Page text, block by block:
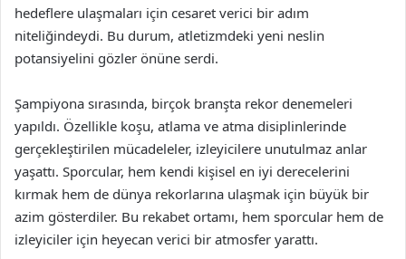
hedeflere ulaşmaları için cesaret verici bir adım
niteliğindeydi. Bu durum, atletizmdeki yeni neslin
potansiyelini gözler önüne serdi.
Şampiyona sırasında, birçok branşta rekor denemeleri
yapıldı. Özellikle koşu, atlama ve atma disiplinlerinde
gerçekleştirilen mücadeleler, izleyicilere unutulmaz anlar
yaşattı. Sporcular, hem kendi kişisel en iyi derecelerini
kırmak hem de dünya rekorlarına ulaşmak için büyük bir
azim gösterdiler. Bu rekabet ortamı, hem sporcular hem de
izleyiciler için heyecan verici bir atmosfer yarattı.